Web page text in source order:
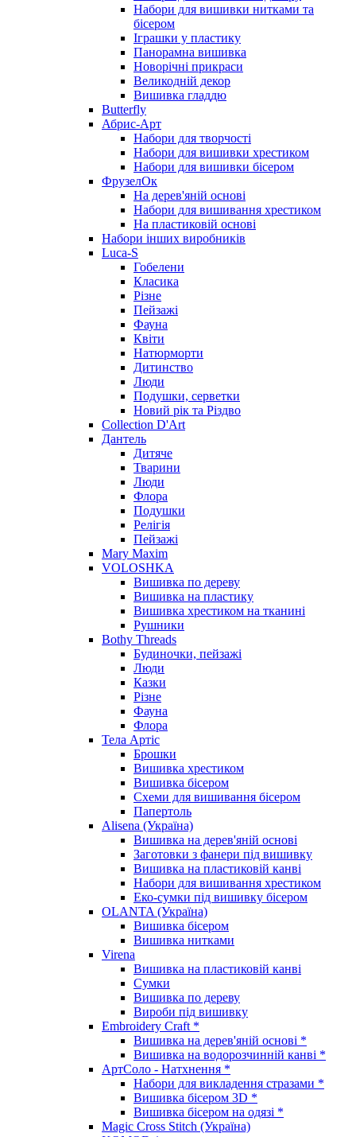
Набори для вишивки нитками та
бісером
Іграшки у пластику
Панорамна вишивка
Новорічні прикраси
Великодній декор
Вишивка гладдю
Butterfly
Абрис-Арт
Набори для творчості
Набори для вишивки хрестиком
Набори для вишивки бісером
ФрузелОк
На дерев'яній основі
Набори для вишивання хрестиком
На пластиковій основі
Набори інших виробників
Luca-S
Гобелени
Класика
Різне
Пейзажі
Фауна
Квіти
Натюрморти
Дитинство
Люди
Подушки, серветки
Новий рік та Різдво
Collection D'Art
Дантель
Дитяче
Тварини
Люди
Флора
Подушки
Релігія
Пейзажі
Mary Maxim
VOLOSHKA
Вишивка по дереву
Вишивка на пластику
Вишивка хрестиком на тканині
Рушники
Bothy Threads
Будиночки, пейзажі
Люди
Казки
Різне
Фауна
Флора
Тела Артіс
Брошки
Вишивка хрестиком
Вишивка бісером
Схеми для вишивання бісером
Папертоль
Alisena (Україна)
Вишивка на дерев'яній основі
Заготовки з фанери під вишивку
Вишивка на пластиковій канві
Набори для вишивання хрестиком
Еко-сумки під вишивку бісером
OLANTA (Україна)
Вишивка бісером
Вишивка нитками
Virena
Вишивка на пластиковій канві
Сумки
Вишивка по дереву
Вироби під вишивку
Embroidery Craft *
Вишивка на дерев'яній основі *
Вишивка на водорозчинній канві *
АртСоло - Натхнення *
Набори для викладення стразами *
Вишивка бісером 3D *
Вишивка бісером на одязі *
Magic Cross Stitch (Україна)